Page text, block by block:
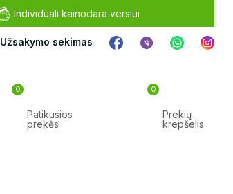
Individuali kainodara verslui
Užsakymo sekimas
0
Patikusios
prekės
0
Prekių
krepšelis